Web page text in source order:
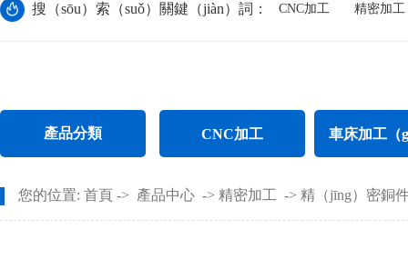
搜（sōu）索（suǒ）關鍵（jiàn）詞： CNC加工 精密加工
產品分類 CNC加工
CNC長軸加工
車床加工（
螺母車床
您的位置: 首頁 -> 產品中心 -> 精密加工 -> 精（jīng）密銅